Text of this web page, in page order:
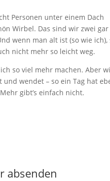
Personen unter einem Dach
Wirbel. Das sind wir zwei
wenn man alt ist (so wie ich),
nicht mehr so leicht weg.
so viel mehr machen. Aber
und wendet – so ein Tag hat
gibt’s einfach nicht.
absenden